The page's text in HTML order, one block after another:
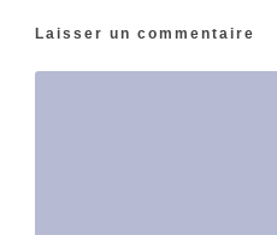
Laisser un commentaire